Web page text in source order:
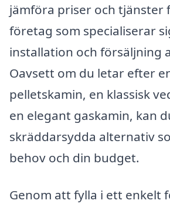
jämföra priser och tjänster
företag som specialiserar
installation och försäljning
Oavsett om du letar efter
pelletskamin, en klassisk
en elegant gaskamin, kan
skräddarsydda alternativ
behov och din budget.
Genom att fylla i ett enkelt